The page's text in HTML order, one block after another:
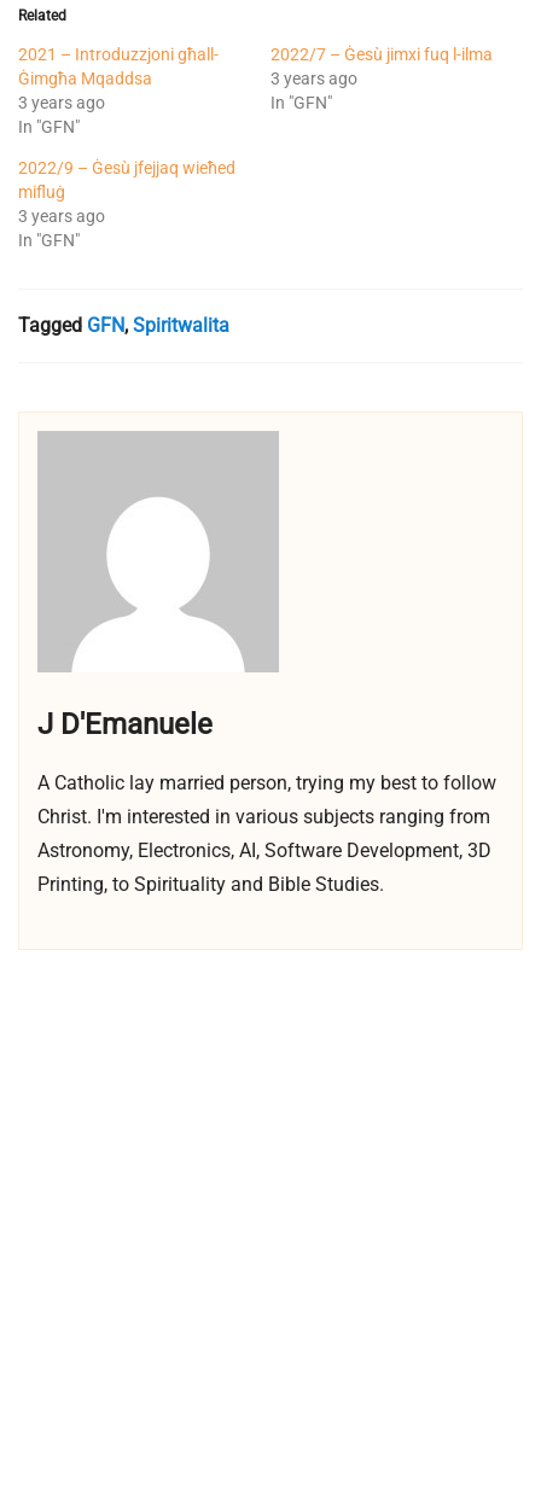
Related
2021 – Introduzzjoni għall-
Ġimgħa Mqaddsa
3 years ago
In "GFN"
2022/7 – Ġesù jimxi fuq l-ilma
3 years ago
In "GFN"
2022/9 – Ġesù jfejjaq wieħed
mifluġ
3 years ago
In "GFN"
Tagged GFN, Spiritwalita
J D'Emanuele
A Catholic lay married person, trying my best to follow
Christ. I'm interested in various subjects ranging from
Astronomy, Electronics, AI, Software Development, 3D
Printing, to Spirituality and Bible Studies.